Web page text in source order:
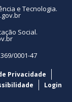
e Tecnologia.
Social.
0001-47
Privacidade
Login